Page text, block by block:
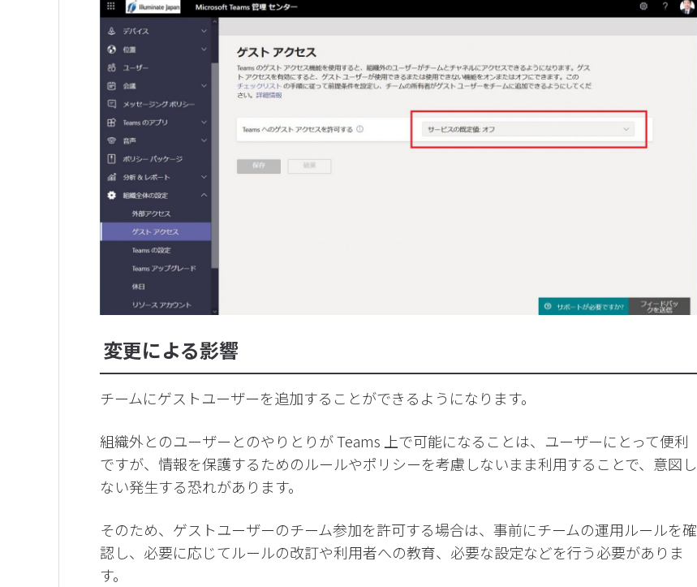
変更による影響
チームにゲストユーザーを追加することができるようになります。
組織外とのユーザーとのやりとりが Teams 上で可能になることは、ユーザーにとって便利
ですが、情報を保護するためのルールやポリシーを考慮しないまま利用することで、意図し
ない発生する恐れがあります。
そのため、ゲストユーザーのチーム参加を許可する場合は、事前にチームの運用ルールを確
認し、必要に応じてルールの改訂や利用者への教育、必要な設定などを行う必要がありま
す。